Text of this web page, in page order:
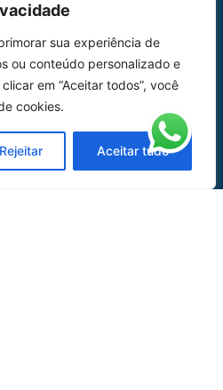
sua experiência de
ou conteúdo personalizado e
em “Aceitar todos”, você
cookies.
Rejeitar Aceitar tudo
Peças
Catálogo de Aplicações
Oficina de Mangueiras